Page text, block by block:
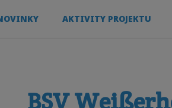
AKTIVITY PROJEKTU
BSV